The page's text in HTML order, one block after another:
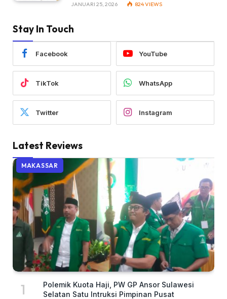
JANUARI 25, 2026 824VIEWS
Stay In Touch
Facebook YouTube
TikTok WhatsApp
Twitter Instagram
Latest Reviews
MAKASSAR
Polemik Kuota Haji, PW GP Ansor Sulawesi
Selatan Satu Intruksi Pimpinan Pusat